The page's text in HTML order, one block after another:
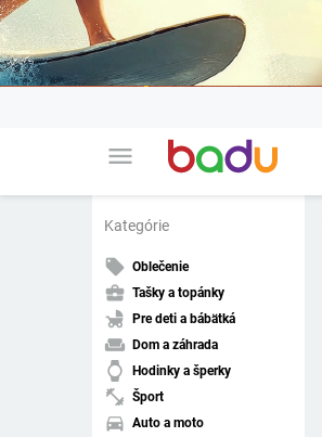
menu
Kategórie
local_offer Oblečenie
business_center Tašky a topánky
child_friendly Pre deti a bábätká
weekend Dom a záhrada
watch Hodinky a šperky
fitness_center Šport
directions_car Auto a moto